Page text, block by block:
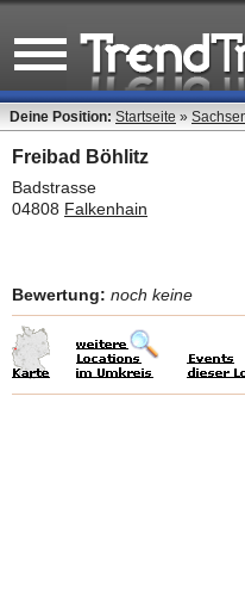
Deine Position: Startseite »
Freibad Böhlitz
Badstrasse
04808 Falkenhain
Bewertung: noch keine